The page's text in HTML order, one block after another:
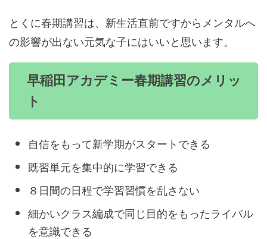
とくに春期講習は、新生活直前ですからメンタルへ
の影響が出ない元気な子にはいいと思います。
早稲田アカデミー春期講習のメリッ
ト
自信をもって新学期がスタートできる
既習単元を集中的に学習できる
８日間の日程で学習習慣を乱さない
細かいクラス編成で同じ目的をもったライバル
を意識できる